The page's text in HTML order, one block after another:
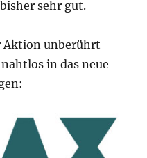
sehr gut.
Aktion unberührt
in das neue